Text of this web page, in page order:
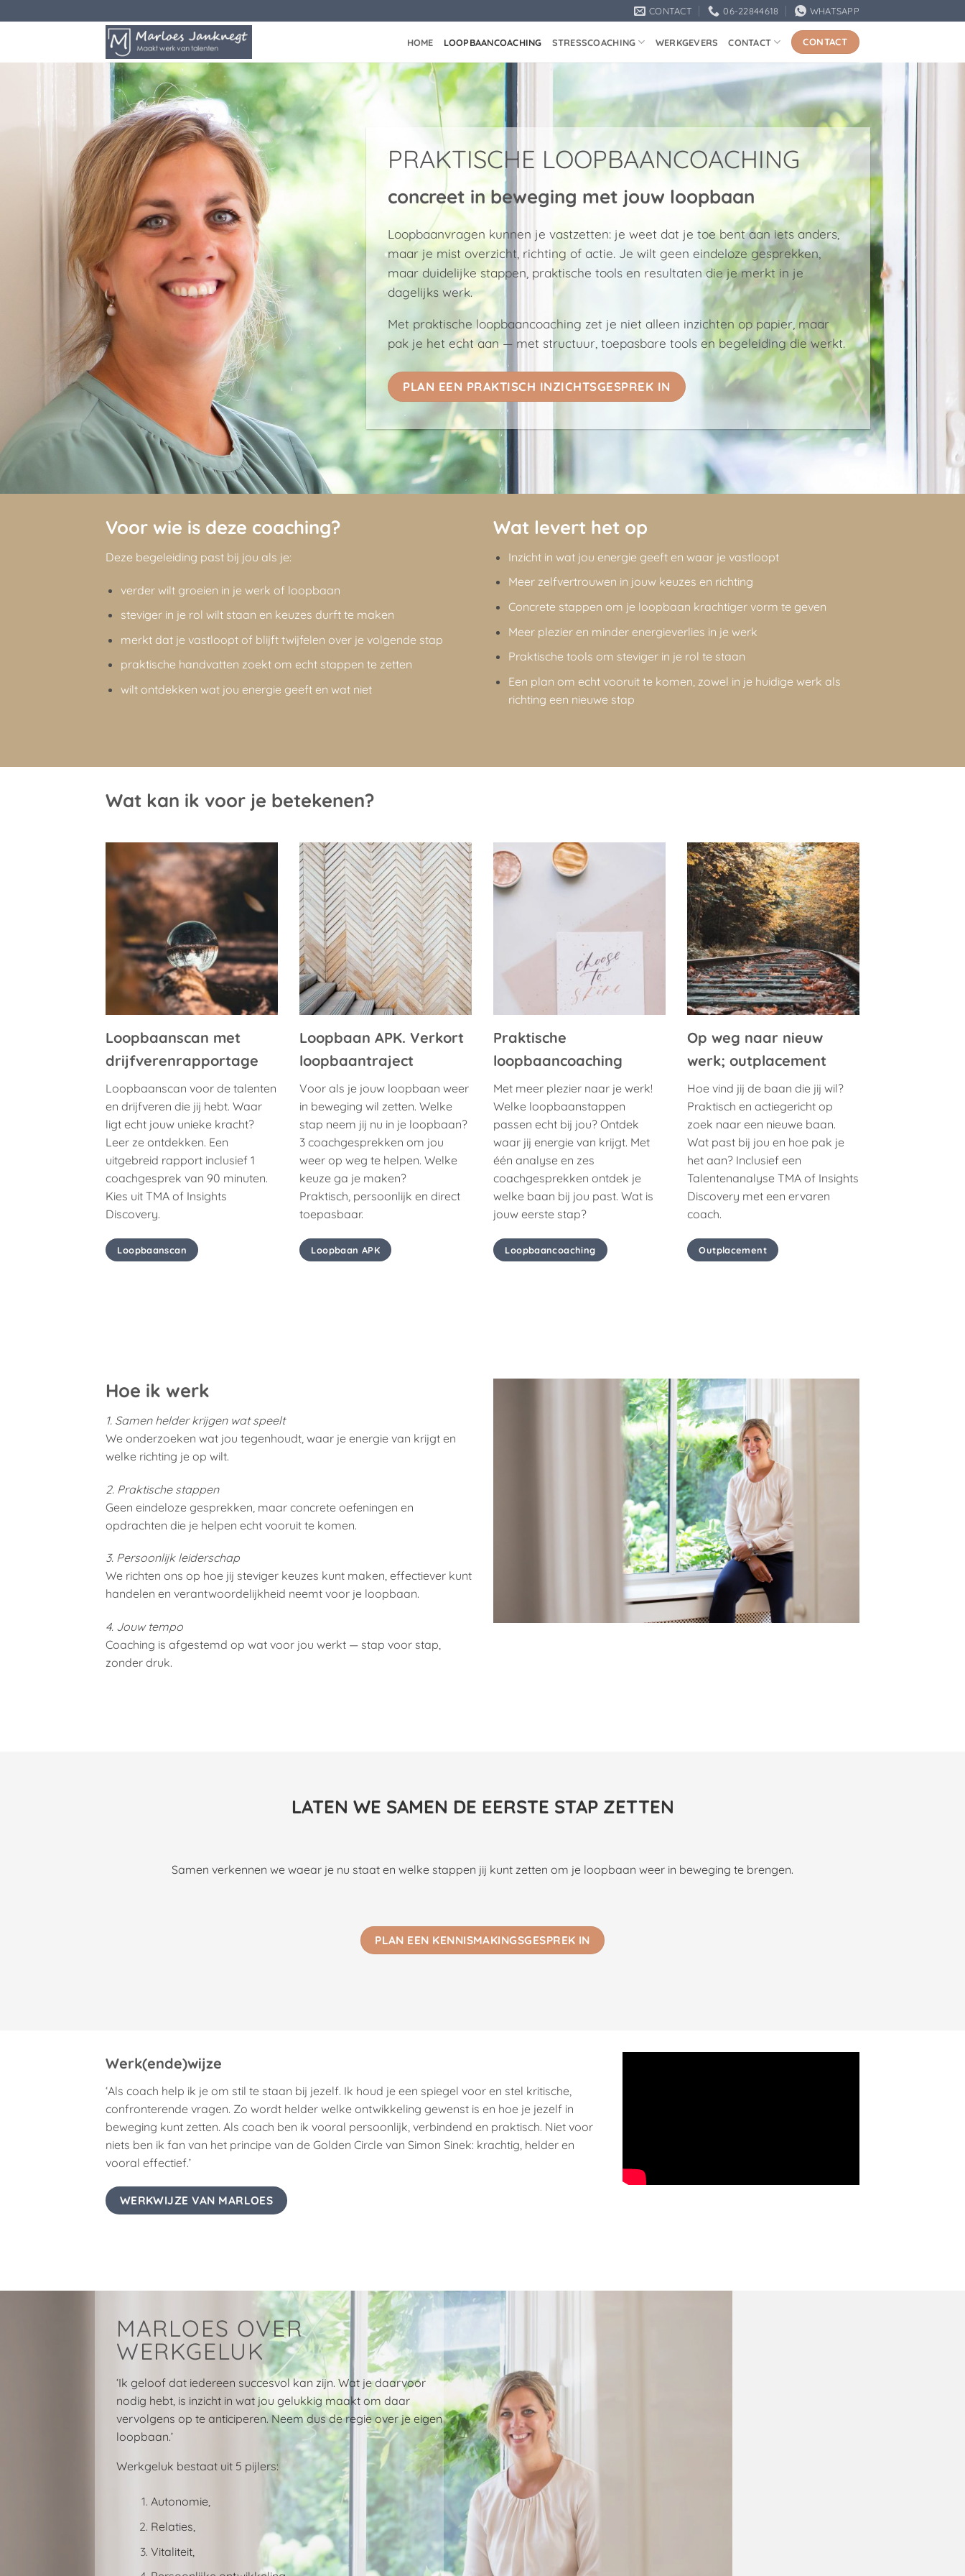
CONTACT 06-22844618 WHATSAPP
HOME LOOPBAANCOACHING STRESSCOACHING WERKGEVERS CONTACT CONTACT
PRAKTISCHE LOOPBAANCOACHING
concreet in beweging met jouw loopbaan
Loopbaanvragen kunnen je vastzetten: je weet dat je toe bent aan iets anders,
maar je mist overzicht, richting of actie. Je wilt geen eindeloze gesprekken,
maar duidelijke stappen, praktische tools en resultaten die je merkt in je
dagelijks werk.
Met praktische loopbaancoaching zet je niet alleen inzichten op papier, maar
pak je het echt aan — met structuur, toepasbare tools en begeleiding die werkt.
PLAN EEN PRAKTISCH INZICHTSGESPREK IN
Voor wie is deze coaching?
Deze begeleiding past bij jou als je:
verder wilt groeien in je werk of loopbaan
steviger in je rol wilt staan en keuzes durft te maken
merkt dat je vastloopt of blijft twijfelen over je volgende stap
praktische handvatten zoekt om echt stappen te zetten
wilt ontdekken wat jou energie geeft en wat niet
Wat levert het op
Inzicht in wat jou energie geeft en waar je vastloopt
Meer zelfvertrouwen in jouw keuzes en richting
Concrete stappen om je loopbaan krachtiger vorm te geven
Meer plezier en minder energieverlies in je werk
Praktische tools om steviger in je rol te staan
Een plan om echt vooruit te komen, zowel in je huidige werk als
richting een nieuwe stap
Wat kan ik voor je betekenen?
Loopbaanscan met
drijfverenrapportage
Loopbaanscan voor de talenten
en drijfveren die jij hebt. Waar
ligt echt jouw unieke kracht?
Leer ze ontdekken. Een
uitgebreid rapport inclusief 1
coachgesprek van 90 minuten.
Kies uit TMA of Insights
Discovery.
Loopbaanscan
Loopbaan APK. Verkort
loopbaantraject
Voor als je jouw loopbaan weer
in beweging wil zetten. Welke
stap neem jij nu in je loopbaan?
3 coachgesprekken om jou
weer op weg te helpen. Welke
keuze ga je maken?
Praktisch, persoonlijk en direct
toepasbaar.
Loopbaan APK
Praktische
loopbaancoaching
Met meer plezier naar je werk!
Welke loopbaanstappen
passen echt bij jou? Ontdek
waar jij energie van krijgt. Met
één analyse en zes
coachgesprekken ontdek je
welke baan bij jou past. Wat is
jouw eerste stap?
Loopbaancoaching
Op weg naar nieuw
werk; outplacement
Hoe vind jij de baan die jij wil?
Praktisch en actiegericht op
zoek naar een nieuwe baan.
Wat past bij jou en hoe pak je
het aan? Inclusief een
Talentenanalyse TMA of Insights
Discovery met een ervaren
coach.
Outplacement
Hoe ik werk
1. Samen helder krijgen wat speelt
We onderzoeken wat jou tegenhoudt, waar je energie van krijgt en
welke richting je op wilt.
2. Praktische stappen
Geen eindeloze gesprekken, maar concrete oefeningen en
opdrachten die je helpen echt vooruit te komen.
3. Persoonlijk leiderschap
We richten ons op hoe jij steviger keuzes kunt maken, effectiever kunt
handelen en verantwoordelijkheid neemt voor je loopbaan.
4. Jouw tempo
Coaching is afgestemd op wat voor jou werkt — stap voor stap,
zonder druk.
LATEN WE SAMEN DE EERSTE STAP ZETTEN
Samen verkennen we waear je nu staat en welke stappen jij kunt zetten om je loopbaan weer in beweging te brengen.
PLAN EEN KENNISMAKINGSGESPREK IN
Werk(ende)wijze
‘Als coach help ik je om stil te staan bij jezelf. Ik houd je een spiegel voor en stel kritische,
confronterende vragen. Zo wordt helder welke ontwikkeling gewenst is en hoe je jezelf in
beweging kunt zetten. Als coach ben ik vooral persoonlijk, verbindend en praktisch. Niet voor
niets ben ik fan van het principe van de Golden Circle van Simon Sinek: krachtig, helder en
vooral effectief.’
WERKWIJZE VAN MARLOES
MARLOES OVER
WERKGELUK
‘Ik geloof dat iedereen succesvol kan zijn. Wat je daarvoor
nodig hebt, is inzicht in wat jou gelukkig maakt om daar
vervolgens op te anticiperen. Neem dus de regie over je eigen
loopbaan.’
Werkgeluk bestaat uit 5 pijlers:
Autonomie,
Relaties,
Vitaliteit,